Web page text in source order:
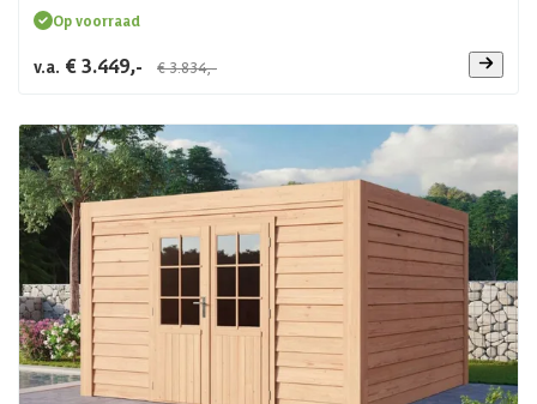
Op voorraad
v.a. € 3.449,- € 3.834,-